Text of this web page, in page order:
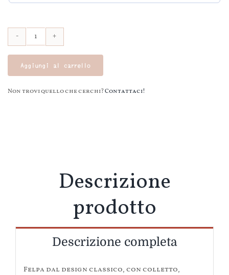
natalizia
quantità
Aggiungi al carrello
Non trovi quello che cerchi?Contattaci!
Descrizione
prodotto
Descrizione completa
Felpa dal design classico, con colletto,